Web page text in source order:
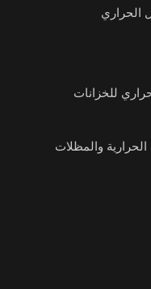
الحراري
للخزانات
والمظلات